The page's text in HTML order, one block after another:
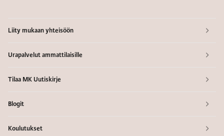
Liity mukaan yhteisöön
Urapalvelut ammattilaisille
Tilaa MK Uutiskirje
Blogit
Koulutukset